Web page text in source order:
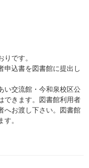
です。
申込書を図書館に提出し
い交流館・今和泉校区公
できます。図書館利用者
へお渡し下さい。図書館
。